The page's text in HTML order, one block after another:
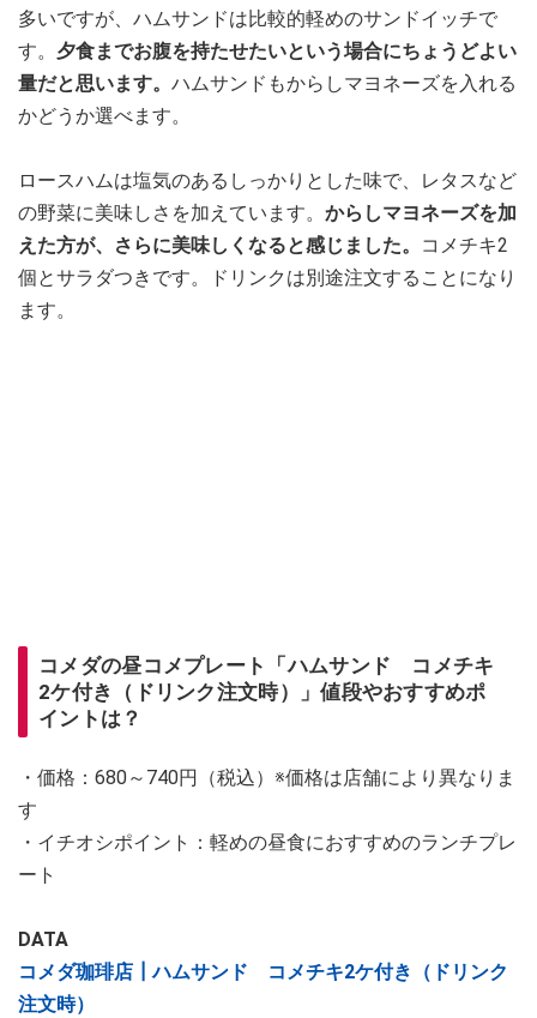
多いですが、ハムサンドは比較的軽めのサンドイッチで
す。 夕食までお腹を持たせたいという場合にちょうどよい
量だと思います。 ハムサンドもからしマヨネーズを入れる
かどうか選べます。
ロースハムは塩気のあるしっかりとした味で、レタスなど
の野菜に美味しさを加えています。 からしマヨネーズを加
えた方が、さらに美味しくなると感じました。
コメチキ2
個とサラダつきです。ドリンクは別途注文することになり
ます。
コメダの昼コメプレート「ハムサンド コメチキ
2ケ付き（ドリンク注文時）」値段やおすすめポ
イントは？
・価格：680～740円（税込）※価格は店舗により異なりま
す
・イチオシポイント：軽めの昼食におすすめのランチプレ
ート
DATA
コメダ珈琲店┃ハムサンド コメチキ2ケ付き（ドリンク
注文時）